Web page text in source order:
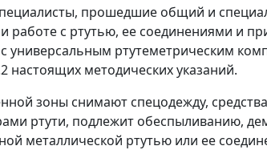
прошедшие общий и
работе с ртутью, ее соединениями и
ртутеметрическим
настоящих методических указаний.
зоны снимают спецодежду,
ртути, подлежит обеспыливанию,
металлической ртутью или ее